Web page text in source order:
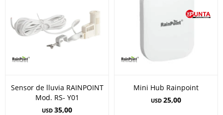
Sensor de lluvia RAINPOINT
Mod. RS- Y01
USD 35,00
Mini Hub Rainpoint
USD 25,00